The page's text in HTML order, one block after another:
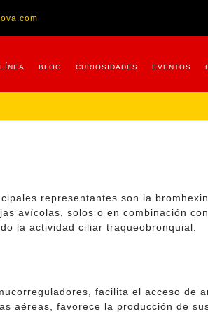
BLOG CURIOSIDADES EVENTOS
representantes son la
avícolas, solos o en combinación
la actividad ciliar traqueobronquial.
facilita el acceso
aéreas, favorece la producción de